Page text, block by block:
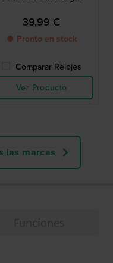
39,99 €
● Pronto en stock
Comparar Relojes
Ver Producto
las marcas